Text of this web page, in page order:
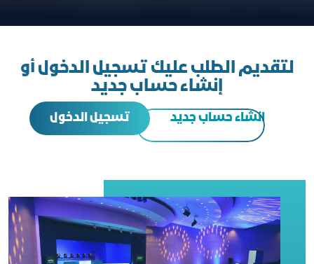
لتقديم الطلب عليك تسجيل الدخول أو
إنشاء حساب جديد
انشاء حساب جديد تسجيل الدخول